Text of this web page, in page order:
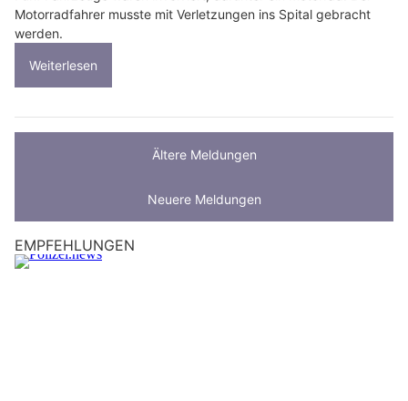
Motorradfahrer musste mit Verletzungen ins Spital gebracht
werden.
Weiterlesen
Ältere Meldungen
Neuere Meldungen
EMPFEHLUNGEN